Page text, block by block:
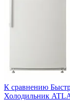
К сравнению
Холодильник